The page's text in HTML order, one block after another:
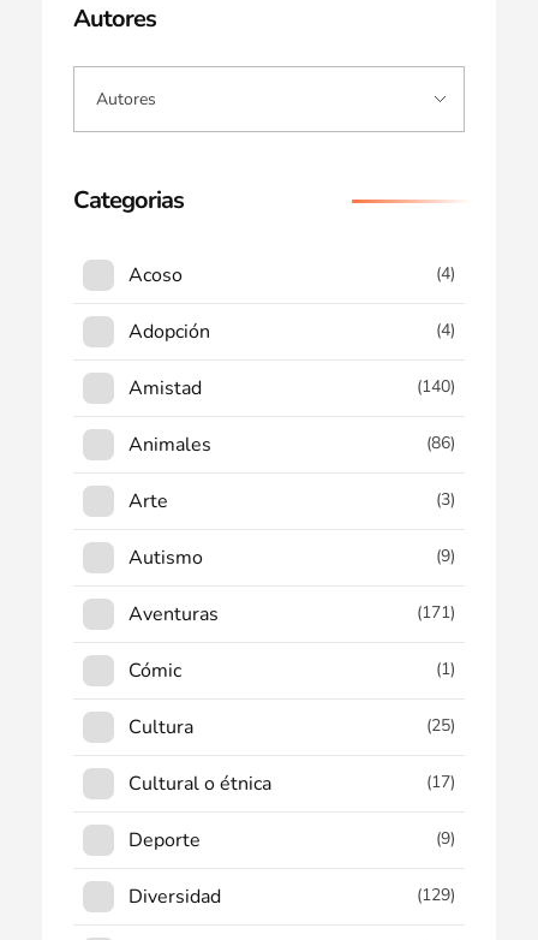
Autores
Categorias
Acoso (4)
Adopción (4)
Amistad (140)
Animales (86)
Arte (3)
Autismo (9)
Aventuras (171)
Cómic (1)
Cultura (25)
Cultural o étnica (17)
Deporte (9)
Diversidad (129)